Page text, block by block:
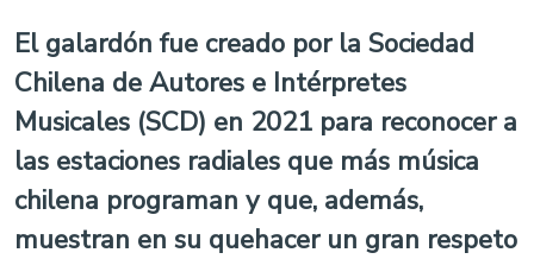
El galardón fue creado por la Sociedad
Chilena de Autores e Intérpretes
Musicales (SCD) en 2021 para reconocer a
las estaciones radiales que más música
chilena programan y que, además,
muestran en su quehacer un gran respeto